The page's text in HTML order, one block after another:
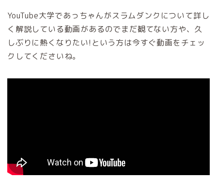
YouTube大学であっちゃんがスラムダンクについて詳し
く解説している動画があるのでまだ観てない方や、久
しぶりに熱くなりたい!という方は今すぐ動画をチェッ
クしてくださいね。